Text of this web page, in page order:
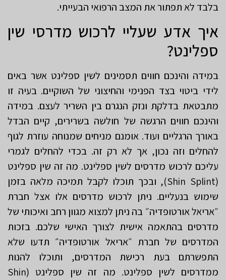
בלבד לא תפתור את המצב הרפואי הבעייתי.
איך אדע שעליי לרכוש מדרסי שין
ספלינט?
במידה והינכם חווים תסמינים לשין ספלינט אשר באים
לידי ביטוי בצד הפנימי והחיצוני של השוקיים. בעיה זו
מתבטאת בדלקת ונזק הנגרם בין השריר לעצם. במידה
והינכם חווים הרגשה של חולשה בשרירים, קיים הבדל
באורך הרגליים ועוד. אומנם מניחים שמנוחה עוזרת לגוף
להחלים וזה נכון, אך לא רק זה. בכדי להחלים לגמרי
עליכם לרכוש מדרסים לשין ספלינט. מה זה שין ספלינט
(Shin Splint), ובכך תוכלו לקבל תמיכה מלאה בזמן
שימוש בנעליים. ניתן לרכוש מדרסים אלו אצל חברת
״אריאל אורטופדיה״ בה ניתן למצוא מגוון רחב ואיכותי של
מדרסים בהתאמה אישית לצורך האישי שלכם. בזכות
המדרסים של חברת ״אריאל אורטופדיה״ תדעו שלא
התפשרתם בעת רכישת המדרסים, ותוכלו להנות
ממדרסים לשין ספלינט. מה זה שין ספלינט (Shin